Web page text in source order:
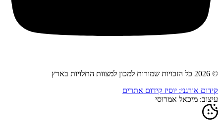
© 2026 כל הזכויות שמורות למכון למצוות התלויות בארץ
קידום אורגני: יוסיז קידום אתרים
עיצוב: מיכאל אמרוסי